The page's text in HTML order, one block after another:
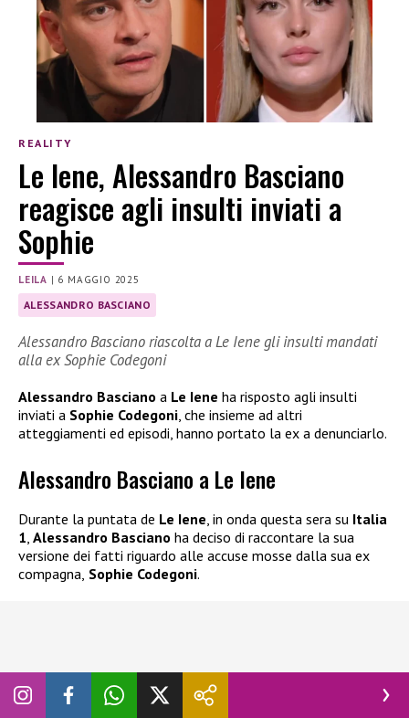
REALITY
Le Iene, Alessandro Basciano
reagisce agli insulti inviati a
Sophie
LEILA | 6 MAGGIO 2025
ALESSANDRO BASCIANO
Alessandro Basciano riascolta a Le Iene gli insulti mandati
alla ex Sophie Codegoni
Alessandro Basciano a Le Iene ha risposto agli insulti
inviati a Sophie Codegoni , che insieme ad altri
atteggiamenti ed episodi, hanno portato la ex a denunciarlo.
Alessandro Basciano a Le Iene
Durante la puntata de Le Iene, in onda questa sera su Italia
1, Alessandro Basciano ha deciso di raccontare la sua
versione dei fatti riguardo alle accuse mosse dalla sua ex
compagna, Sophie Codegoni.